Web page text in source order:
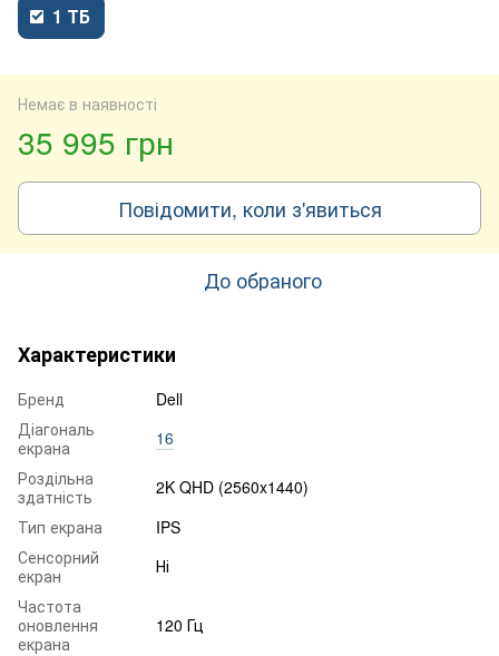
1 ТБ
Немає в наявності
35 995 грн
Повідомити, коли з'явиться
До обраного
Характеристики
Бренд
Dell
Діагональ
екрана
16
Роздільна
здатність
2K QHD (2560x1440)
Тип екрана
IPS
Сенсорний
екран
Ні
Частота
оновлення
екрана
120 Гц